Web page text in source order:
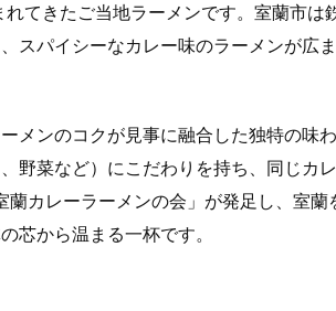
てきたご当地ラーメンです。室蘭市は
スパイシーなカレー味のラーメンが広
ンのコクが見事に融合した独特の味わ
野菜など）にこだわりを持ち、同じカ
カレーラーメンの会」が発足し、室蘭
芯から温まる一杯です。